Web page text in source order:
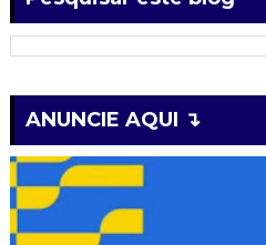
ANUNCIE AQUI ↴